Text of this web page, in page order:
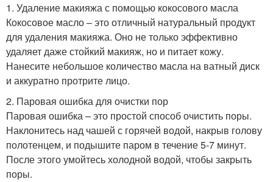
1. Удаление макияжа с помощью кокосового масла
Кокосовое масло – это отличный натуральный продукт
для удаления макияжа. Оно не только эффективно
удаляет даже стойкий макияж, но и питает кожу.
Нанесите небольшое количество масла на ватный диск
и аккуратно протрите лицо.
2. Паровая ошибка для очистки пор
Паровая ошибка – это простой способ очистить поры.
Наклонитесь над чашей с горячей водой, накрыв голову
полотенцем, и подышите паром в течение 5-7 минут.
После этого умойтесь холодной водой, чтобы закрыть
поры.